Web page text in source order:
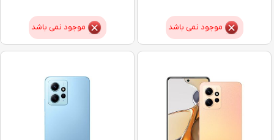
موجود نمی باشد موجود نمی باشد